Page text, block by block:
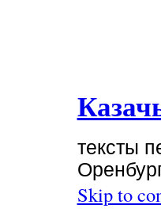
тексты
Skip to